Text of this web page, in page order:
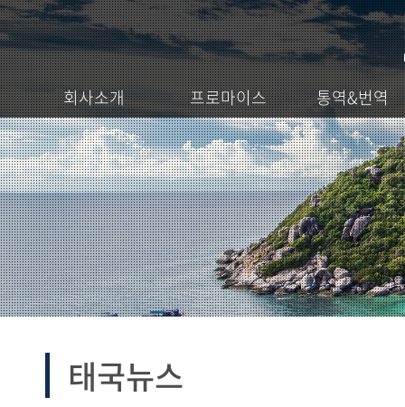
회사소개 프로마이스 통역&번역
태국뉴스